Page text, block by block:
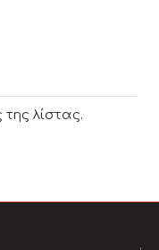
λίστας.